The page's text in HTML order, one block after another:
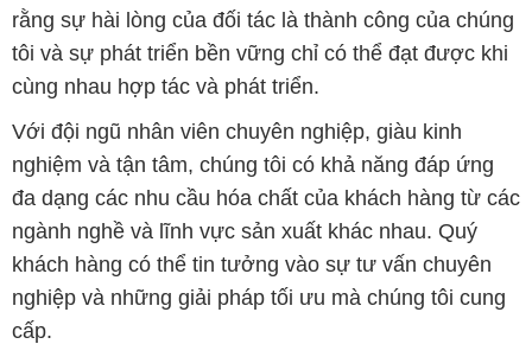
rằng sự hài lòng của đối tác là thành công của chúng
tôi và sự phát triển bền vững chỉ có thể đạt được khi
cùng nhau hợp tác và phát triển.
Với đội ngũ nhân viên chuyên nghiệp, giàu kinh
nghiệm và tận tâm, chúng tôi có khả năng đáp ứng
đa dạng các nhu cầu hóa chất của khách hàng từ các
ngành nghề và lĩnh vực sản xuất khác nhau. Quý
khách hàng có thể tin tưởng vào sự tư vấn chuyên
nghiệp và những giải pháp tối ưu mà chúng tôi cung
cấp.